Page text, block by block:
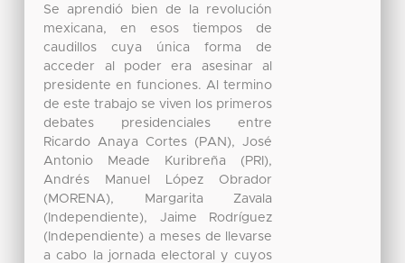
Se aprendió bien de la revolución
mexicana, en esos tiempos de
caudillos cuya única forma de
acceder al poder era asesinar al
presidente en funciones. Al termino
de este trabajo se viven los primeros
debates presidenciales entre
Ricardo Anaya Cortes (PAN), José
Antonio Meade Kuribreña (PRI),
Andrés Manuel López Obrador
(MORENA), Margarita Zavala
(Independiente), Jaime Rodríguez
(Independiente) a meses de llevarse
a cabo la jornada electoral y cuyos